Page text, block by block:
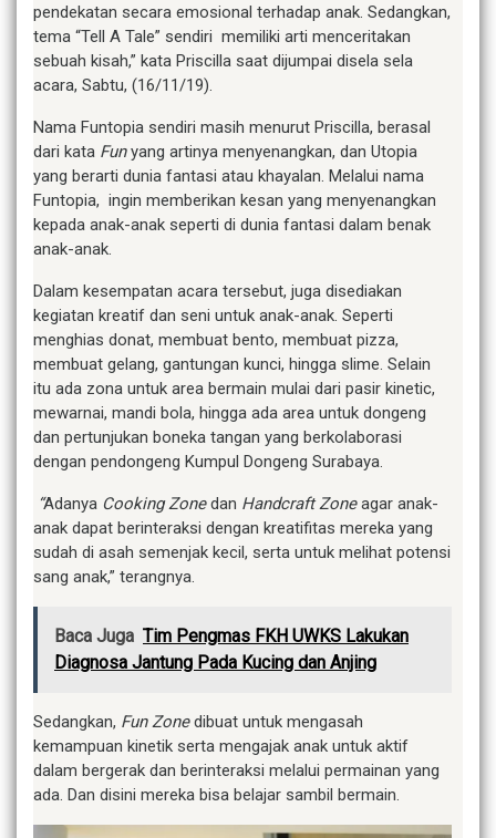
pendekatan secara emosional terhadap anak. Sedangkan,
tema “Tell A Tale” sendiri memiliki arti menceritakan
sebuah kisah,” kata Priscilla saat dijumpai disela sela
acara, Sabtu, (16/11/19).
Nama Funtopia sendiri masih menurut Priscilla, berasal
dari kata Funyang artinya menyenangkan, dan Utopia
yang berarti dunia fantasi atau khayalan. Melalui nama
Funtopia, ingin memberikan kesan yang menyenangkan
kepada anak-anak seperti di dunia fantasi dalam benak
anak-anak.
Dalam kesempatan acara tersebut, juga disediakan
kegiatan kreatif dan seni untuk anak-anak. Seperti
menghias donat, membuat bento, membuat pizza,
membuat gelang, gantungan kunci, hingga slime. Selain
itu ada zona untuk area bermain mulai dari pasir kinetic,
mewarnai, mandi bola, hingga ada area untuk dongeng
dan pertunjukan boneka tangan yang berkolaborasi
dengan pendongeng Kumpul Dongeng Surabaya.
“Adanya Cooking Zonedan Handcraft Zoneagar anak-
anak dapat berinteraksi dengan kreatifitas mereka yang
sudah di asah semenjak kecil, serta untuk melihat potensi
sang anak,” terangnya.
Baca Juga Tim Pengmas FKH UWKS Lakukan
Diagnosa Jantung Pada Kucing dan Anjing
Sedangkan, Fun Zonedibuat untuk mengasah
kemampuan kinetik serta mengajak anak untuk aktif
dalam bergerak dan berinteraksi melalui permainan yang
ada. Dan disini mereka bisa belajar sambil bermain.